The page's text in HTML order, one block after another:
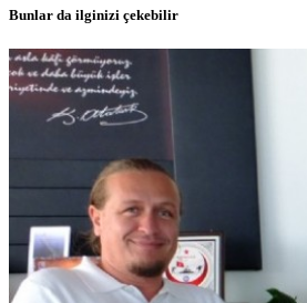
Bunlar da ilginizi çekebilir